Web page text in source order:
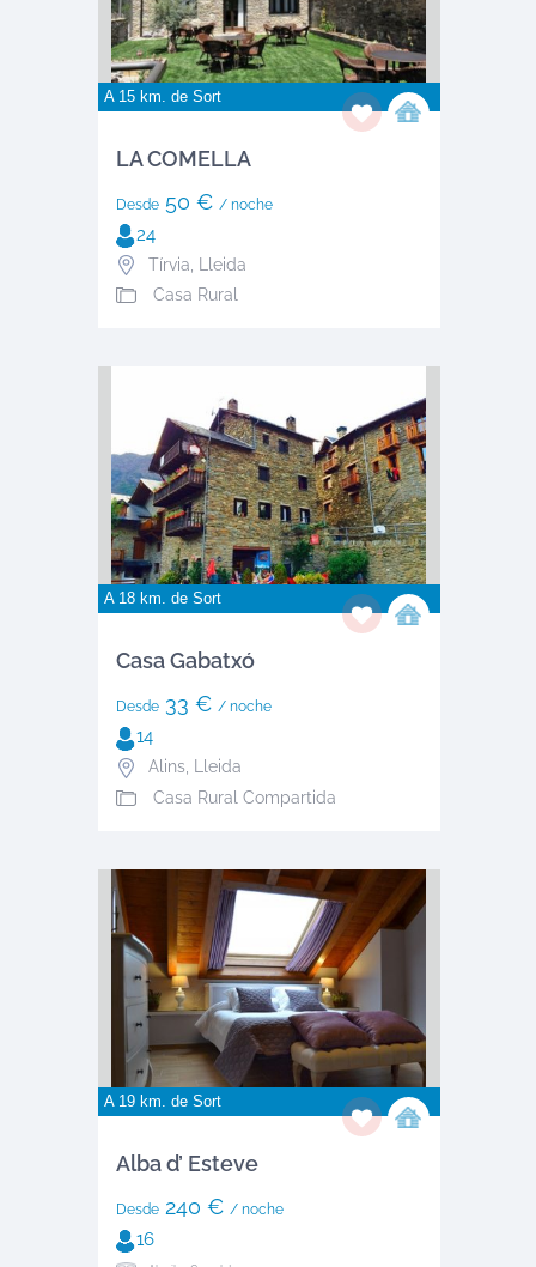
A 15 km. de Sort
LA COMELLA
Desde50 € / noche
24
Tírvia
Lleida
Casa Rural
A 18 km. de Sort
Casa Gabatxó
Desde33 € / noche
14
Alins, Lleida
Casa Rural Compartida
A 19 km. de Sort
Alba d’ Esteve
Desde240 € / noche
16